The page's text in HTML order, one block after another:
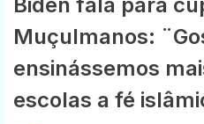
Muçulmanos:
ensinássemos
escolas a fé